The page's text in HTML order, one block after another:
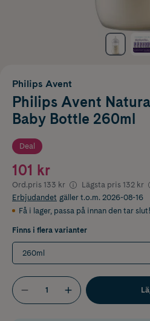
Philips Avent
Philips Avent
Baby Bottle 260ml
Deal
101 kr
Ord.pris 133 kr Lägsta pris 132 kr
Erbjudandet gäller t.o.m. 2026-08-16
Få i lager, passa på innan den tar slut!
Finns i flera varianter
260ml